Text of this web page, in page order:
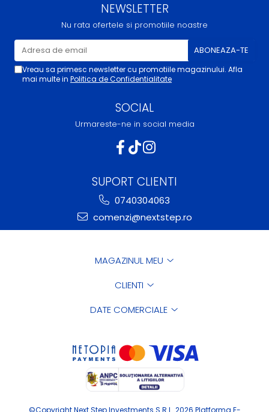
NEWSLETTER
Nu rata ofertele si promotiile noastre
Vreau sa primesc newsletter cu promotiile magazinului. Afla
mai multe in Politica de Confidentialitate
SOCIAL
Urmareste-ne in social media
SUPORT CLIENTI
0740304063
comenzi@nextstep.ro
MAGAZINUL MEU
CLIENTI
DATE COMERCIALE